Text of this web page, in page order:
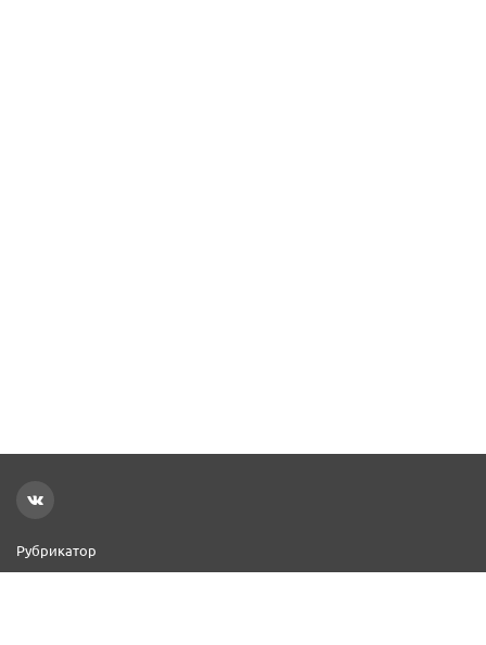
Рубрикатор